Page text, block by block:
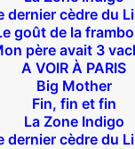
dernier cèdre du
goût de la
père avait 3
A VOIR À PARIS
Big Mother
Fin, fin et fin
La Zone Indigo
dernier cèdre du
Suivez nous !